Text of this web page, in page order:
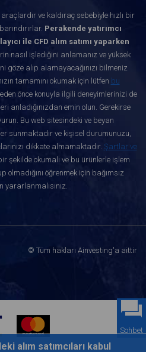
ve kaldıraç sebebiyle hızlı bir
Perakende yatırımcı
ile CFD alım satımı yaparken
nasıl işlediğini anlamanız ve yüksek
alıp alamayacağınızı bilmeniz
tamamını okumak için lütfen bu
önce konuyla ilgili deneyimlerinizi de
anladığınızdan emin olun. Gerekirse
Bu web sitesindeki ve beyan
sunmaktadır ve kişisel durumunuzu,
dikkate almamaktadır. Şartlar ve
şekilde okumalı ve bu ürünlerle işlem
öğrenmek için bağımsız
yararlanmalısınız.
© Tüm hakları Ainvesting'a aittir
Sohbet
alım satımcıları kabul